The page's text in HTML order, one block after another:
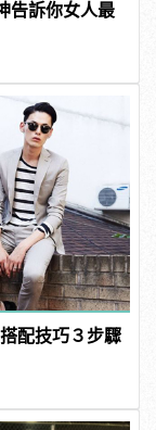
告訴你女人最
配技巧３步驟